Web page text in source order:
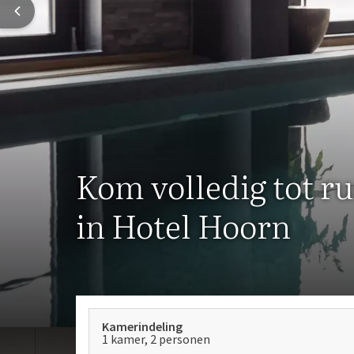
Kom volledig tot
in Hotel Hoorn
Kamerindeling
1 kamer, 2 personen